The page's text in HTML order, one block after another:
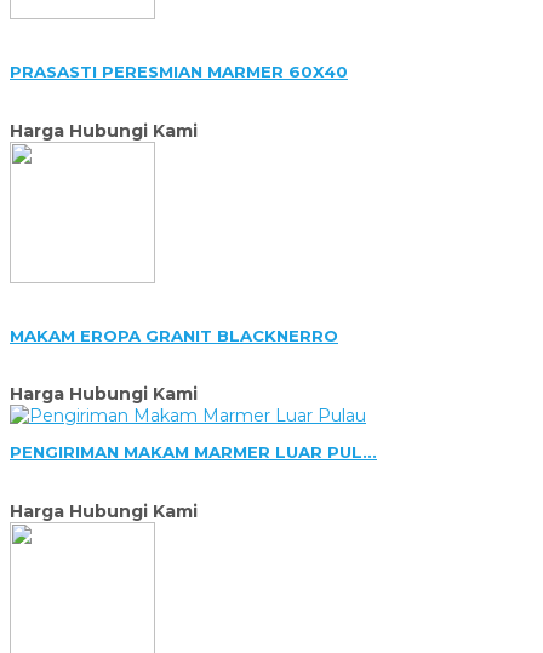
PRASASTI PERESMIAN MARMER 60X40
Harga Hubungi Kami
MAKAM EROPA GRANIT BLACKNERRO
Harga Hubungi Kami
PENGIRIMAN MAKAM MARMER LUAR PUL...
Harga Hubungi Kami